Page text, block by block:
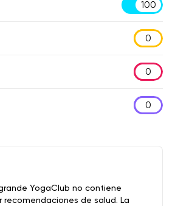
100
0
0
0
YogaClub no contiene
de salud. La